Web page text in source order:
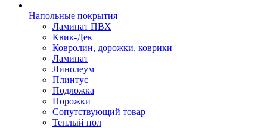
Напольные покрытия
Ламинат ПВХ
Квик-Дек
Ковролин, дорожки, коврики
Ламинат
Линолеум
Плинтус
Подложка
Порожки
Сопутствующий товар
Теплый пол